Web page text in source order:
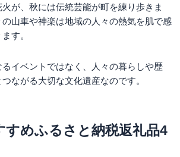
が、秋には伝統芸能が町を練り歩きま
山車や神楽は地域の人々の熱気を肌で感
す。
イベントではなく、人々の暮らしや歴
ながる大切な文化遺産なのです。
すめふるさと納税返礼品4